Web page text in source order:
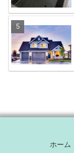
ホーム